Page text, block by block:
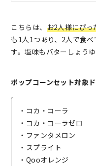
こちらは、 お2人様にぴっ
も1人1つあり、2人で食
す。塩味もバターしょう
ポップコーンセット対象
・コカ・コーラ
・コカ・コーラゼロ
・ファンタメロン
・スプライト
・Qooオレンジ